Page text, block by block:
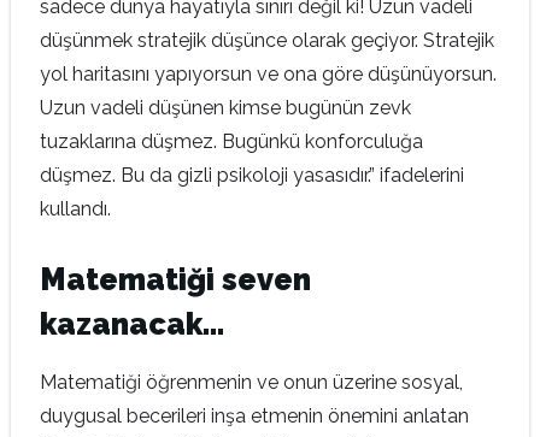
sadece dünya hayatıyla sınırı değil ki! Uzun vadeli
düşünmek stratejik düşünce olarak geçiyor. Stratejik
yol haritasını yapıyorsun ve ona göre düşünüyorsun.
Uzun vadeli düşünen kimse bugünün zevk
tuzaklarına düşmez. Bugünkü konforculuğa
düşmez. Bu da gizli psikoloji yasasıdır.” ifadelerini
kullandı.
Matematiği seven
kazanacak…
Matematiği öğrenmenin ve onun üzerine sosyal,
duygusal becerileri inşa etmenin önemini anlatan